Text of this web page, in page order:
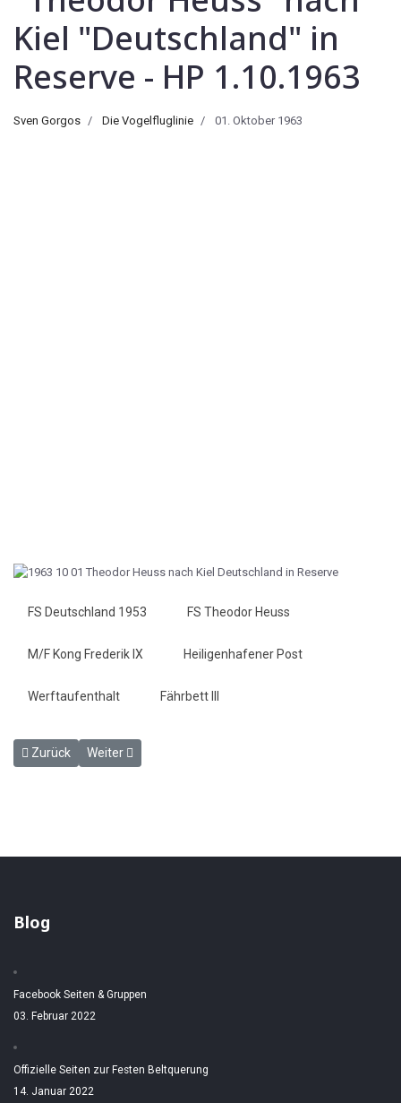
Kiel "Deutschland" in
Reserve - HP 1.10.1963
Sven Gorgos Die Vogelfluglinie 01. Oktober 1963
FS Deutschland 1953 FS Theodor Heuss
M/F Kong Frederik IX Heiligenhafener Post
Werftaufenthalt Fährbett III
Vorheriger Beitrag: Fußgänger auf der Sundbrücke umgeweht - HP
Zurück Nächster Beitrag: Was bringt der Winterfahrplan - HP
Weiter
Blog
Facebook Seiten & Gruppen
03. Februar 2022
Offizielle Seiten zur Festen Beltquerung
14. Januar 2022